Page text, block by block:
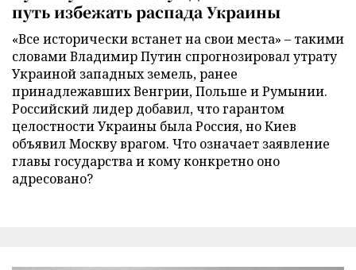
путь избежать распада Украины
«Все исторически встанет на свои места» – такими
словами Владимир Путин спрогнозировал утрату
Украиной западных земель, ранее
принадлежавших Венгрии, Польше и Румынии.
Российский лидер добавил, что гарантом
целостности Украины была Россия, но Киев
объявил Москву врагом. Что означает заявление
главы государства и кому конкретно оно
адресовано?